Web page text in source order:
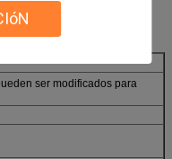
amablemente nuestra
ser modificados para